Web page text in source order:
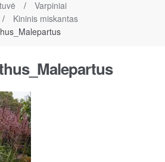
/
Varpiniai
/
Kininis miskantas